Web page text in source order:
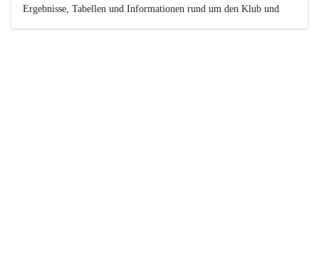
Ergebnisse, Tabellen und Informationen rund um den Klub und